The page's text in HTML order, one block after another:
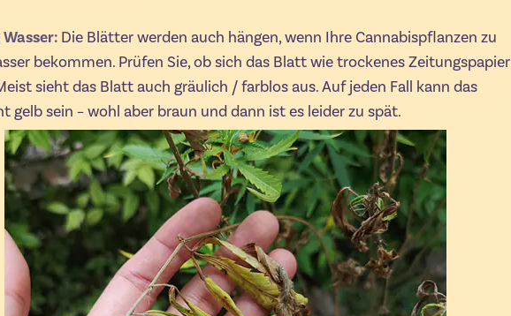
Die Blätter werden auch hängen, wenn Ihre Cannabispflanzen zu
bekommen. Prüfen Sie, ob sich das Blatt wie trockenes Zeitungspapier
sieht das Blatt auch gräulich / farblos aus. Auf jeden Fall kann das
gelb sein – wohl aber braun und dann ist es leider zu spät.